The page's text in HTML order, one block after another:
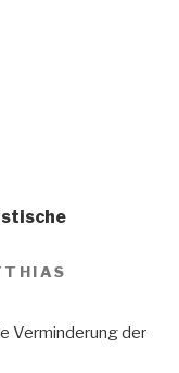
Verminderung der